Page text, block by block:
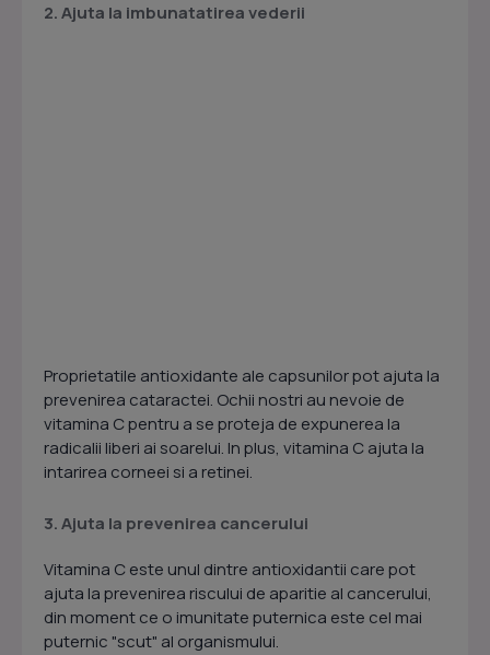
2. Ajuta la imbunatatirea vederii
Proprietatile antioxidante ale capsunilor pot ajuta la
prevenirea cataractei. Ochii nostri au nevoie de
vitamina C pentru a se proteja de expunerea la
radicalii liberi ai soarelui. In plus, vitamina C ajuta la
intarirea corneei si a retinei.
3. Ajuta la prevenirea cancerului
Vitamina C este unul dintre antioxidantii care pot
ajuta la prevenirea riscului de aparitie al cancerului,
din moment ce o imunitate puternica este cel mai
puternic "scut" al organismului.